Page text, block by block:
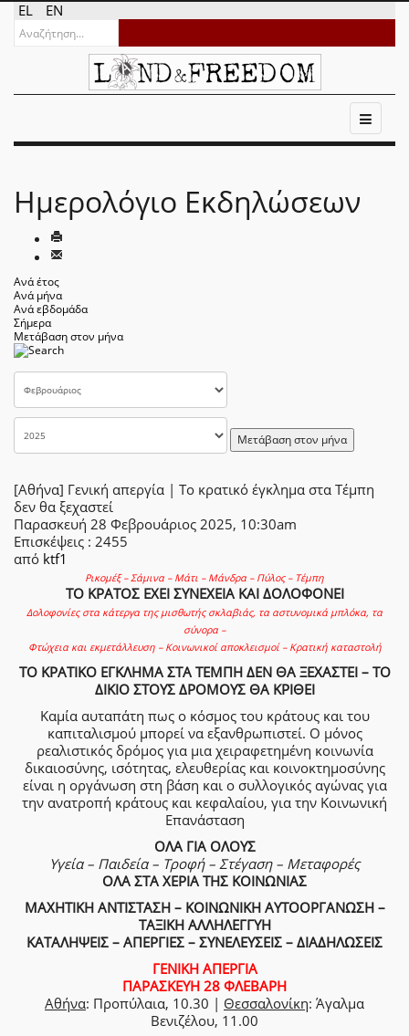
EL EN
Ημερολόγιο Εκδηλώσεων
Ανά έτος
Ανά μήνα
Ανά εβδομάδα
Σήμερα
Μετάβαση στον μήνα
Μετάβαση στον μήνα
[Αθήνα] Γενική απεργία | Το κρατικό έγκλημα στα Τέμπη
δεν θα ξεχαστεί
Παρασκευή 28 Φεβρουάριος 2025, 10:30am
Επισκέψεις : 2455
από ktf1
Ρικομέξ – Σάμινα – Μάτι – Μάνδρα – Πύλος – Τέμπη
ΤΟ ΚΡΑΤΟΣ ΕΧΕΙ ΣΥΝΕΧΕΙΑ ΚΑΙ ΔΟΛΟΦΟΝΕΙ
Δολοφονίες στα κάτεργα της μισθωτής σκλαβιάς, τα αστυνομικά μπλόκα, τα
σύνορα –
Φτώχεια και εκμετάλλευση – Κοινωνικοί αποκλεισμοί – Κρατική καταστολή
ΤΟ ΚΡΑΤΙΚΟ ΕΓΚΛΗΜΑ ΣΤΑ ΤΕΜΠΗ ΔΕΝ ΘΑ ΞΕΧΑΣΤΕΙ – ΤΟ
ΔΙΚΙΟ ΣΤΟΥΣ ΔΡΟΜΟΥΣ ΘΑ ΚΡΙΘΕΙ
Καμία αυταπάτη πως ο κόσμος του κράτους και του
καπιταλισμού μπορεί να εξανθρωπιστεί. Ο μόνος
ρεαλιστικός δρόμος για μια χειραφετημένη κοινωνία
δικαιοσύνης, ισότητας, ελευθερίας και κοινοκτημοσύνης
είναι η οργάνωση στη βάση και ο συλλογικός αγώνας για
την ανατροπή κράτους και κεφαλαίου, για την Κοινωνική
Επανάσταση
ΟΛΑ ΓΙΑ ΟΛΟΥΣ
Υγεία – Παιδεία – Τροφή – Στέγαση – Μεταφορές
ΟΛΑ ΣΤΑ ΧΕΡΙΑ ΤΗΣ ΚΟΙΝΩΝΙΑΣ
ΜΑΧΗΤΙΚΗ ΑΝΤΙΣΤΑΣΗ – ΚΟΙΝΩΝΙΚΗ ΑΥΤΟΟΡΓΑΝΩΣΗ –
ΤΑΞΙΚΗ ΑΛΛΗΛΕΓΓΥΗ
ΚΑΤΑΛΗΨΕΙΣ – ΑΠΕΡΓΙΕΣ – ΣΥΝΕΛΕΥΣΕΙΣ – ΔΙΑΔΗΛΩΣΕΙΣ
ΓΕΝΙΚΗ ΑΠΕΡΓΙΑ
ΠΑΡΑΣΚΕΥΗ 28 ΦΛΕΒΑΡΗ
Αθήνα: Προπύλαια, 10.30 | Θεσσαλονίκη: Άγαλμα
Βενιζέλου, 11.00